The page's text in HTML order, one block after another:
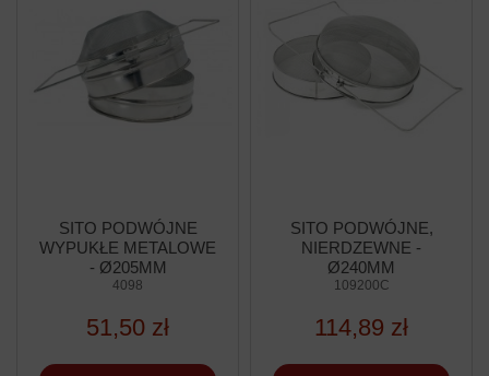
SITO PODWÓJNE
WYPUKŁE METALOWE
- Ø205MM
4098
51,50 zł
SITO PODWÓJNE,
NIERDZEWNE -
Ø240MM
109200C
114,89 zł